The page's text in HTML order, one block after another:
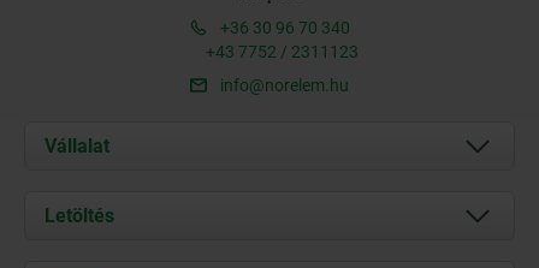
+36 30 96 70 340
+43 7752 / 2311123
info@norelem.hu
Vállalat
Rólunk
Letöltés